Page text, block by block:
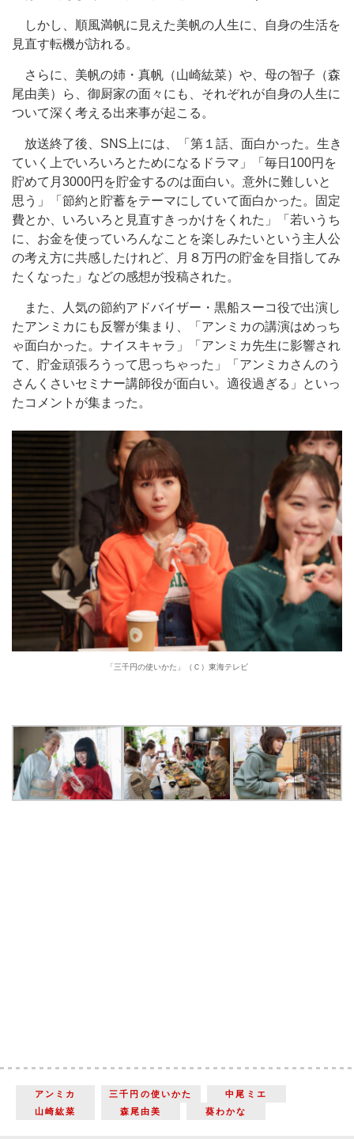
しかし、順風満帆に見えた美帆の人生に、自身の生活を
見直す転機が訪れる。
さらに、美帆の姉・真帆（山崎紘菜）や、母の智子（森
尾由美）ら、御厨家の面々にも、それぞれが自身の人生に
ついて深く考える出来事が起こる。
放送終了後、SNS上には、「第１話、面白かった。生き
ていく上でいろいろとためになるドラマ」「毎日100円を
貯めて月3000円を貯金するのは面白い。意外に難しいと
思う」「節約と貯蓄をテーマにしていて面白かった。固定
費とか、いろいろと見直すきっかけをくれた」「若いうち
に、お金を使っていろんなことを楽しみたいという主人公
の考え方に共感したけれど、月８万円の貯金を目指してみ
たくなった」などの感想が投稿された。
また、人気の節約アドバイザー・黒船スーコ役で出演し
たアンミカにも反響が集まり、「アンミカの講演はめっち
ゃ面白かった。ナイスキャラ」「アンミカ先生に影響され
て、貯金頑張ろうって思っちゃった」「アンミカさんのう
さんくさいセミナー講師役が面白い。適役過ぎる」といっ
たコメントが集まった。
「三千円の使いかた」（Ｃ）東海テレビ
アンミカ 三千円の使いかた
中尾ミエ
山崎紘菜
森尾由美 葵わかな